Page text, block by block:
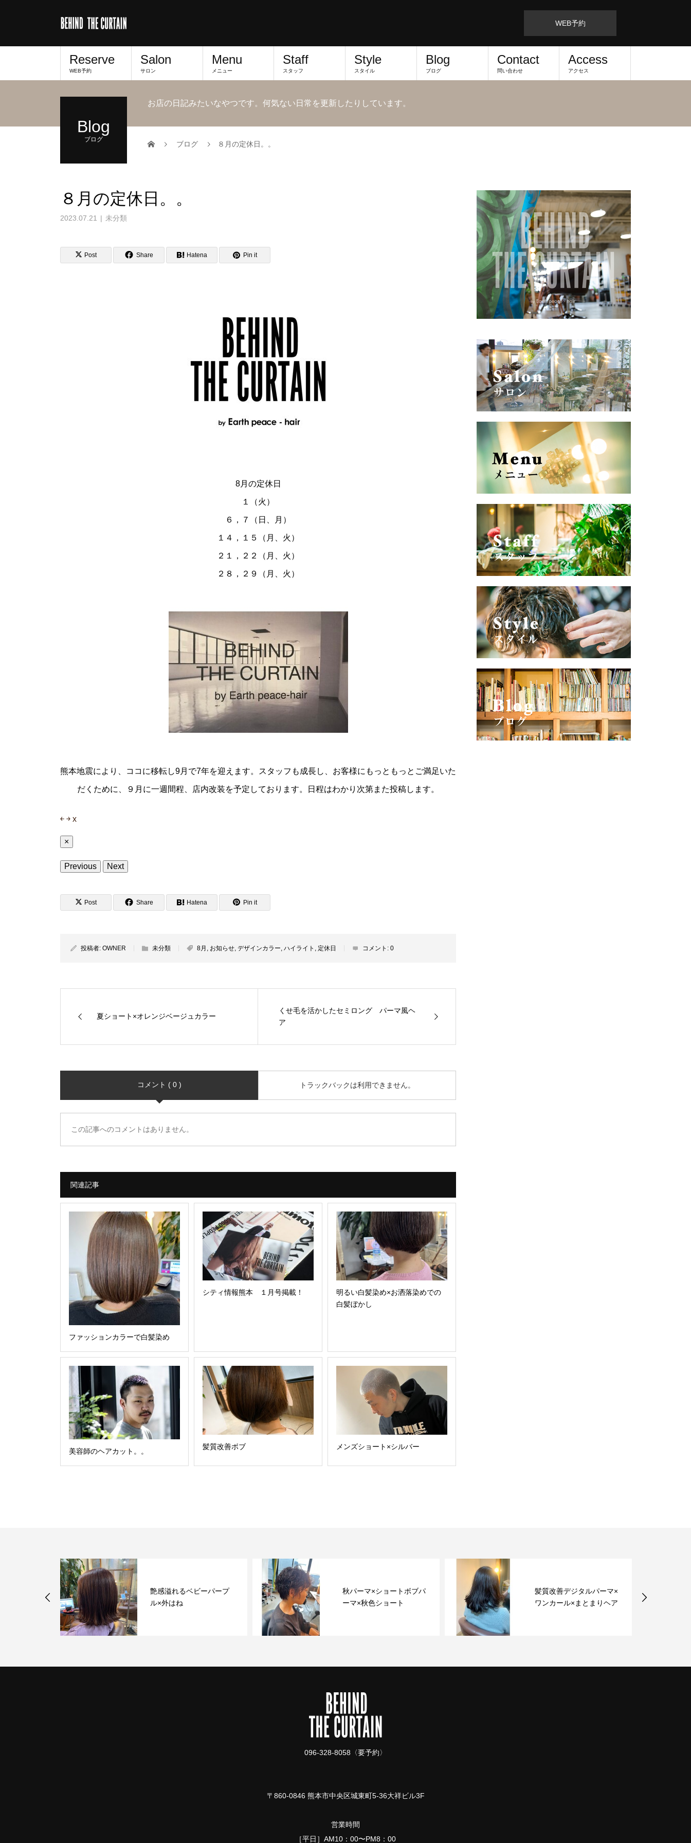
WEB予約
Reserve
WEB予約
Salon
サロン
Menu
メニュー
Staff
スタッフ
Style
スタイル
Blog
ブログ
Contact
問い合わせ
Access
アクセス
Blog
ブログ
お店の日記みたいなやつです。何気ない日常を更新したりしています。
ブログ ８月の定休日。。
８月の定休日。。
2023.07.21 未分類
Post Share Hatena Pin it
8月の定休日
１（火）
６，７（日、月）
１４，１５（月、火）
２１，２２（月、火）
２８，２９（月、火）
熊本地震により、ココに移転し9月で7年を迎えます。スタッフも成長し、お客様にもっともっとご満足いた
だくために、９月に一週間程、店内改装を予定しております。日程はわかり次第また投稿します。
￩ ￫ x
×
Previous Next
Post Share Hatena Pin it
投稿者: OWNER 未分類 8月 お知らせ デザインカラー ハイライト 定休日 コメント: 0
夏ショート×オレンジベージュカラー
くせ毛を活かしたセミロング パーマ風ヘ
ア
コメント ( 0 ) トラックバックは利用できません。
この記事へのコメントはありません。
関連記事
ファッションカラーで白髪染め
シティ情報熊本 １月号掲載！
明るい白髪染め×お洒落染めでの
白髪ぼかし
美容師のヘアカット。。
髪質改善ボブ メンズショート×シルバー
艶感溢れるベビーパープ
ル×外はね
秋パーマ×ショートボブパ
ーマ×秋色ショート
髪質改善デジタルパーマ×
ワンカール×まとまりヘア
096-328-8058〈要予約〉
〒860-0846 熊本市中央区城東町5-36大祥ビル3F
営業時間
［平日］AM10：00〜PM8：00